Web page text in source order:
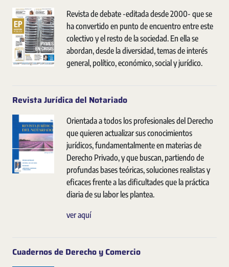
Revista de debate -editada desde 2000- que se
ha convertido en punto de encuentro entre este
colectivo y el resto de la sociedad. En ella se
abordan, desde la diversidad, temas de interés
general, político, económico, social y jurídico.
Revista Jurídica del Notariado
Orientada a todos los profesionales del Derecho
que quieren actualizar sus conocimientos
jurídicos, fundamentalmente en materias de
Derecho Privado, y que buscan, partiendo de
profundas bases teóricas, soluciones realistas y
eficaces frente a las dificultades que la práctica
diaria de su labor les plantea.
ver aquí
Cuadernos de Derecho y Comercio